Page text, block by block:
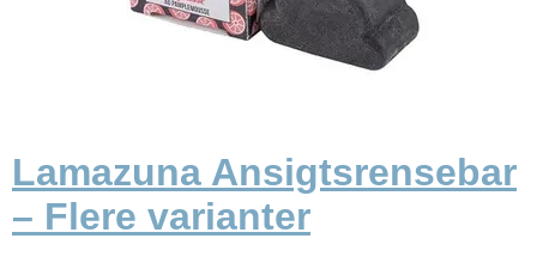
Lamazuna Ansigtsrensebar
– Flere varianter